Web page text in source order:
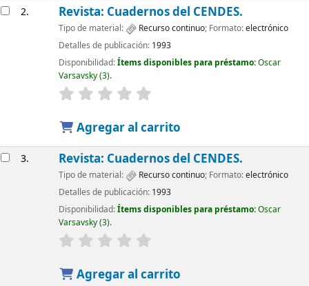
2. Revista: Cuadernos del CENDES.
Tipo de material: Recurso continuo; Formato:electrónico
Detalles de publicación: 1993
Disponibilidad:Ítems disponibles para préstamo:Oscar
Varsavsky(3).
Agregar al carrito
3. Revista: Cuadernos del CENDES.
Tipo de material: Recurso continuo; Formato:electrónico
Detalles de publicación: 1993
Disponibilidad:Ítems disponibles para préstamo:Oscar
Varsavsky(3).
Agregar al carrito